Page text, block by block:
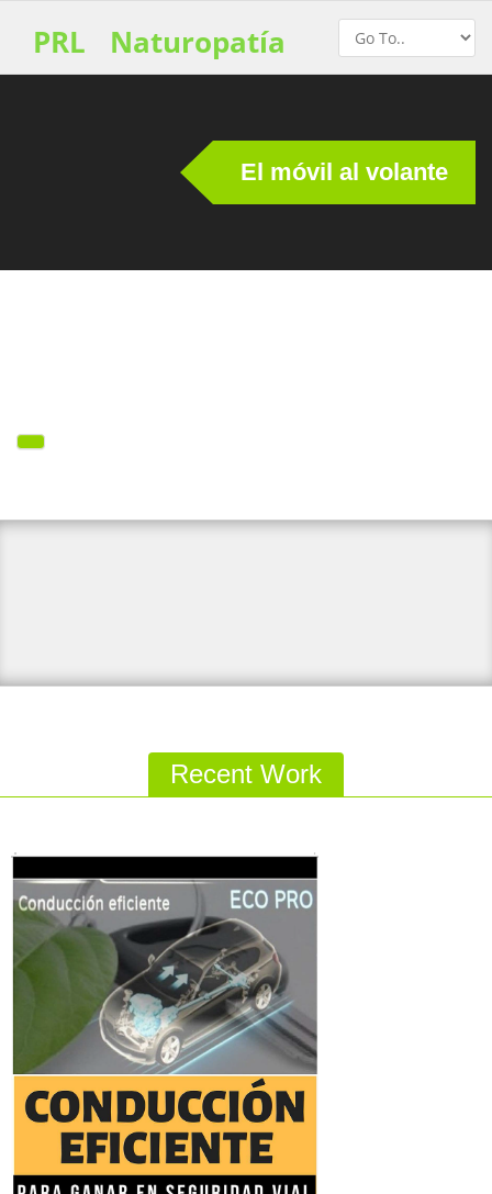
PRL Naturopatía
El móvil al volante
Recent Work